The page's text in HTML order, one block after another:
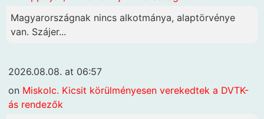
Magyarországnak nincs alkotmánya, alaptörvénye
van. Szájer...
2026.08.08. at 06:57
on Miskolc. Kicsit körülményesen verekedtek a DVTK-
ás rendezők